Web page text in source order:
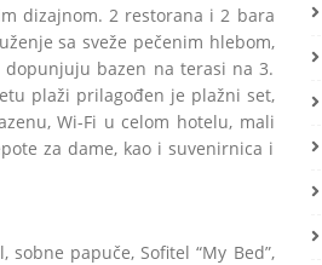
dizajnom. 2 restorana i 2 bara
sa sveže pečenim hlebom,
dopunjuju bazen na terasi na 3.
plaži prilagođen je plažni set,
Wi-Fi u celom hotelu, mali
za dame, kao i suvenirnica i
papuče, Sofitel “My Bed”,